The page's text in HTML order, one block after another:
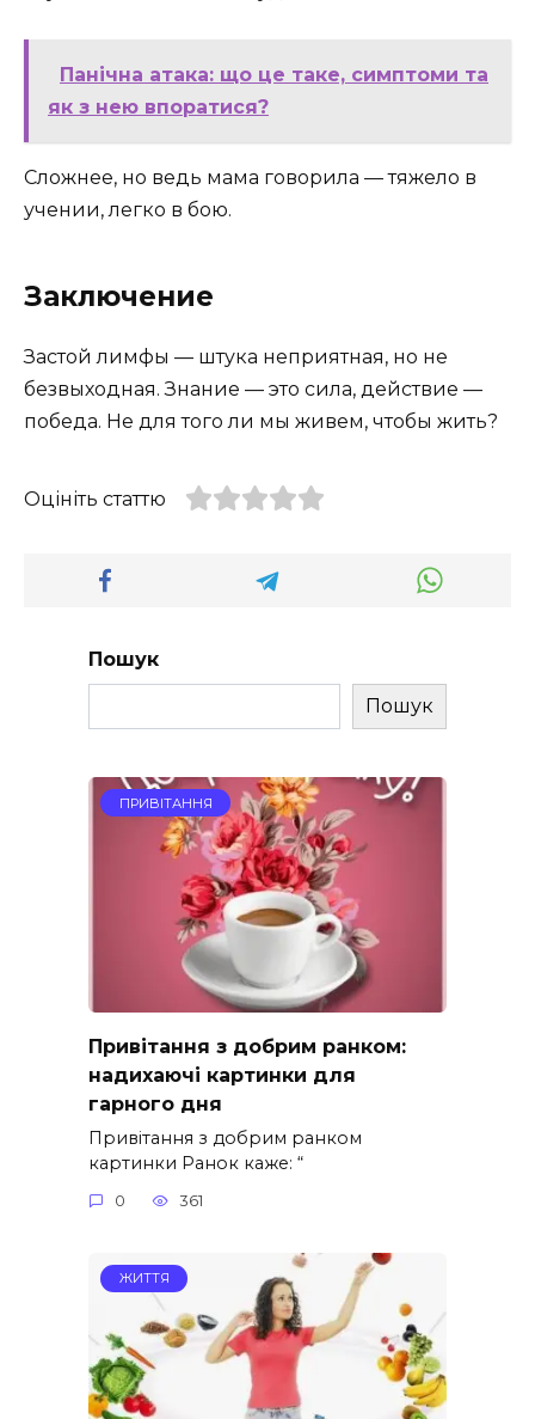
Панічна атака: що це таке, симптоми та
як з нею впоратися?
Сложнее, но ведь мама говорила — тяжело в
учении, легко в бою.
Заключение
Застой лимфы — штука неприятная, но не
безвыходная. Знание — это сила, действие —
победа. Не для того ли мы живем, чтобы жить?
Оцініть статтю
Пошук
Пошук
ПРИВІТАННЯ
Привітання з добрим ранком:
надихаючі картинки для
гарного дня
Привітання з добрим ранком
картинки Ранок каже: “
0 361
ЖИТТЯ